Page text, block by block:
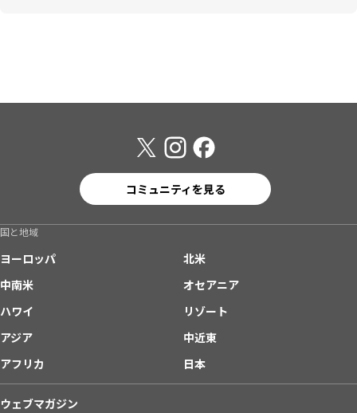
コミュニティを見る
国と地域
ヨーロッパ
北米
中南米
オセアニア
ハワイ
リゾート
アジア
中近東
アフリカ
日本
ウェブマガジン